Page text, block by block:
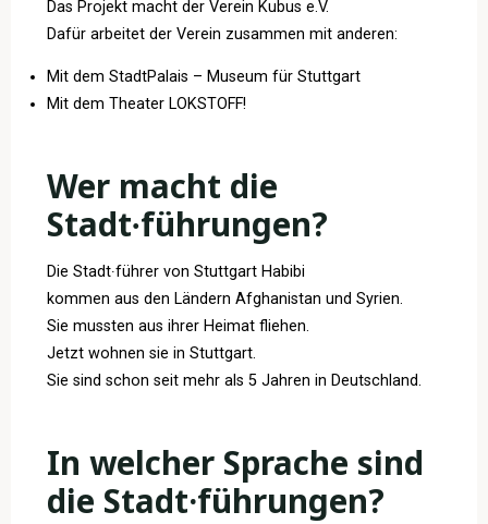
Das Projekt macht der Verein Kubus e.V.
Dafür arbeitet der Verein zusammen mit anderen:
Mit dem StadtPalais – Museum für Stuttgart
Mit dem Theater LOKSTOFF!
Wer macht die
Stadt∙führungen?
Die Stadt∙führer von Stuttgart Habibi
kommen aus den Ländern Afghanistan und Syrien.
Sie mussten aus ihrer Heimat fliehen.
Jetzt wohnen sie in Stuttgart.
Sie sind schon seit mehr als 5 Jahren in Deutschland.
In welcher Sprache sind
die Stadt·führungen?